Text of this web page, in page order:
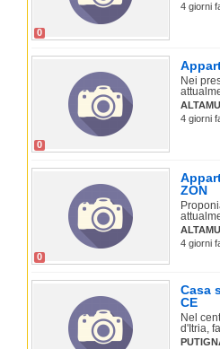
0
4 giorni
0
Nei
4 giorni
0
ZON
4 giorni
Casa
CE
Nel
d'Itria,